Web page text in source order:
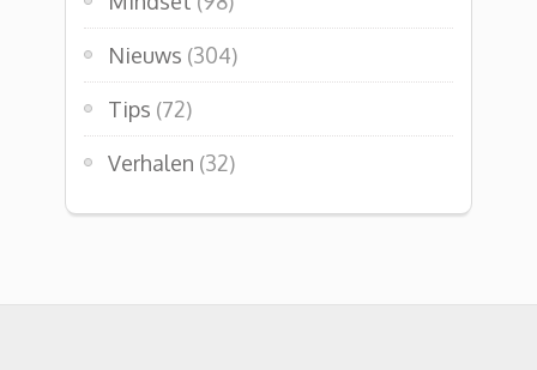
Nieuws (304)
Tips (72)
Verhalen (32)